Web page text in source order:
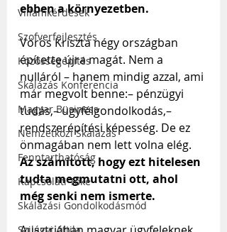
Villámkérdések
Szofverfejlesztés
Közösségépítés
Skálázás Konferencia
Magyar Business
Nemzetközi Skálázás
Fenntarthatóság
Kapcsolati Tőke
Skálázási Gondolkodásmód
ebben a környezetben.
Vörös Kriszta négy országban
építette újra magát. Nem a
nulláról – hanem mindig azzal, ami
már megvolt benne:– pénzügyi
tudás,– ügyfélgondolkodás,–
rendszerépítési képesség. De ez
önmagában nem lett volna elég.
Az számított, hogy ezt hitelesen
tudta megmutatni ott, ahol
még senki nem ismerte.